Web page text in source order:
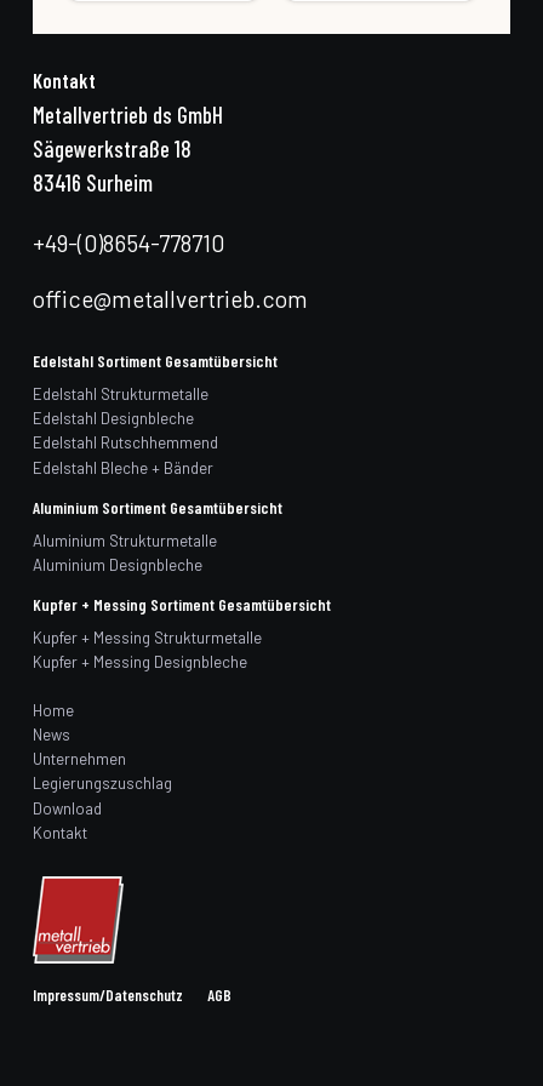
Kontakt
Metallvertrieb ds GmbH
Sägewerkstraße 18
83416 Surheim
+49-(0)8654-778710
office@metallvertrieb.com
Edelstahl Sortiment Gesamtübersicht
Edelstahl Strukturmetalle
Edelstahl Designbleche
Edelstahl Rutschhemmend
Edelstahl Bleche + Bänder
Aluminium Sortiment Gesamtübersicht
Aluminium Strukturmetalle
Aluminium Designbleche
Kupfer + Messing Sortiment Gesamtübersicht
Kupfer + Messing Strukturmetalle
Kupfer + Messing Designbleche
Home
News
Unternehmen
Legierungszuschlag
Download
Kontakt
Impressum/Datenschutz AGB